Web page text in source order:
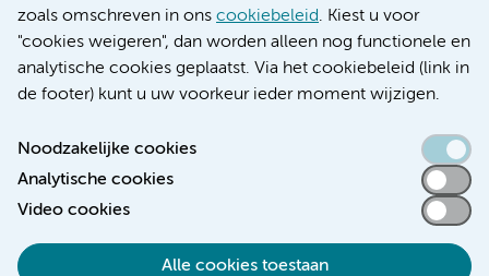
zoals omschreven in ons cookiebeleid. Kiest u voor
"cookies weigeren", dan worden alleen nog functionele en
analytische cookies geplaatst. Via het cookiebeleid (link in
de footer) kunt u uw voorkeur ieder moment wijzigen.
Noodzakelijke cookies
Analytische cookies
Video cookies
Alle cookies toestaan
Verwijzen & diagnostiek
Toegankelijkheidsverklaring
Responsible disclosure
Algemene privacyverklaring